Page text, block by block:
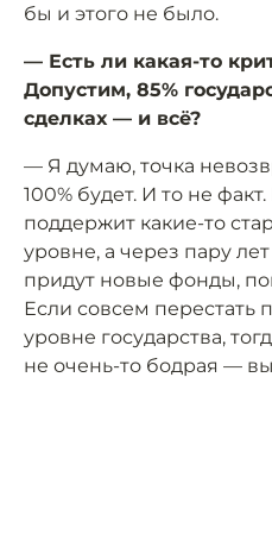
бы и этого не было.
— Есть ли какая-то
Допустим, 85%
сделках — и всё?
— Я думаю, точка
100% будет. И то не
поддержит какие-то
уровне, а через пару
придут новые фонды,
Если совсем перестать
уровне государства,
не очень-то бодрая —